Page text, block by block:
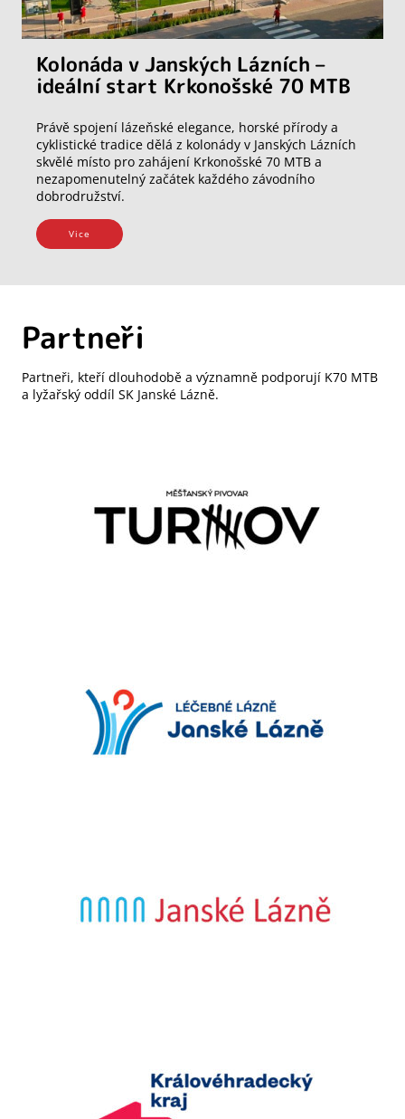
Kolonáda v Janských Lázních –
ideální start Krkonošské 70 MTB
Právě spojení lázeňské elegance, horské přírody a
cyklistické tradice dělá z kolonády v Janských Lázních
skvělé místo pro zahájení Krkonošské 70 MTB a
nezapomenutelný začátek každého závodního
dobrodružství.
Vice
Partneři
Partneři, kteří dlouhodobě a významně podporují K70 MTB
a lyžařský oddíl SK Janské Lázně.